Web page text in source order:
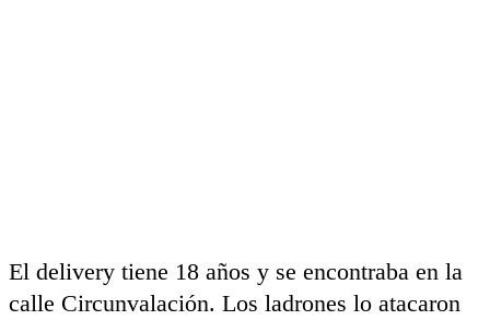
El delivery tiene 18 años y se encontraba en la
calle Circunvalación. Los ladrones lo atacaron